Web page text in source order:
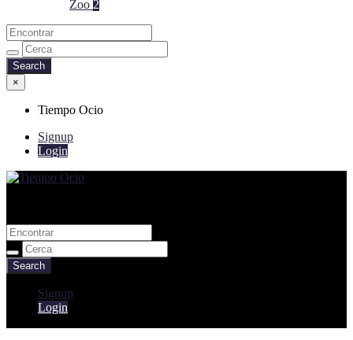
Zoo 2
×
Tiempo Ocio
Signup
Login
Signup
Login